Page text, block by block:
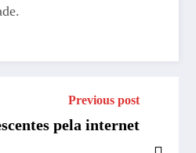
Previous post
pela internet